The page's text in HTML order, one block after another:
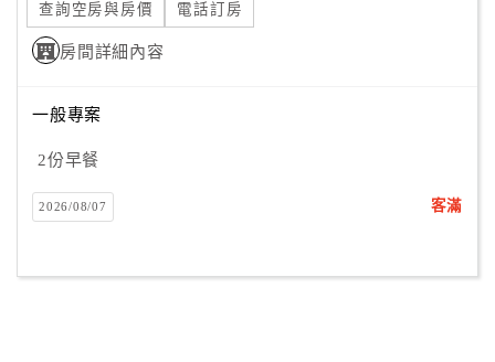
查詢空房與房價 電話訂房
房間詳細內容
一般專案
2份早餐
2026/08/07 客滿